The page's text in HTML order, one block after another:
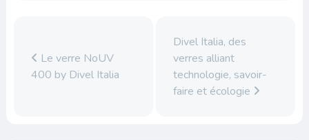
Le verre NoUV
400 by Divel Italia
Divel Italia, des
verres alliant
technologie, savoir-
faire et écologie